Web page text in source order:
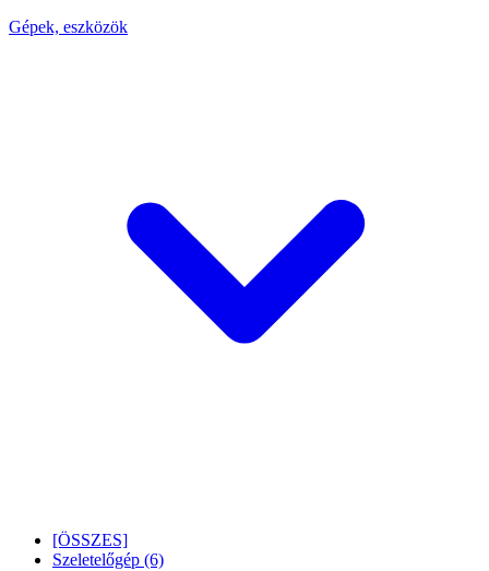
Gépek, eszközök
[ÖSSZES]
Szeletelőgép (6)